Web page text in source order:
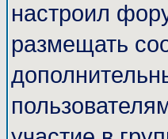
настроил
размещать